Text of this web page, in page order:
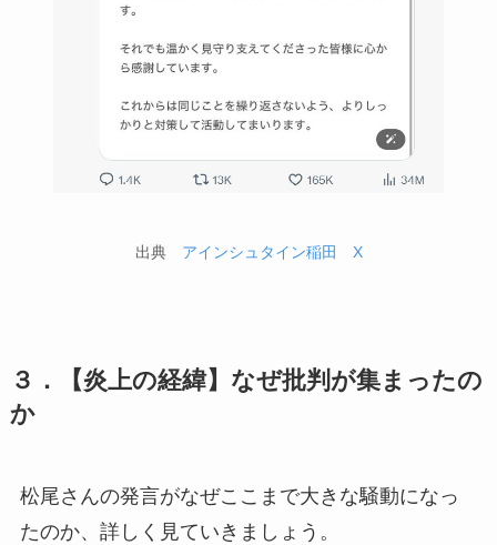
出典 アインシュタイン稲田 X
３．【炎上の経緯】なぜ批判が集まったの
か
松尾さんの発言がなぜここまで大きな騒動になっ
たのか、詳しく見ていきましょう。